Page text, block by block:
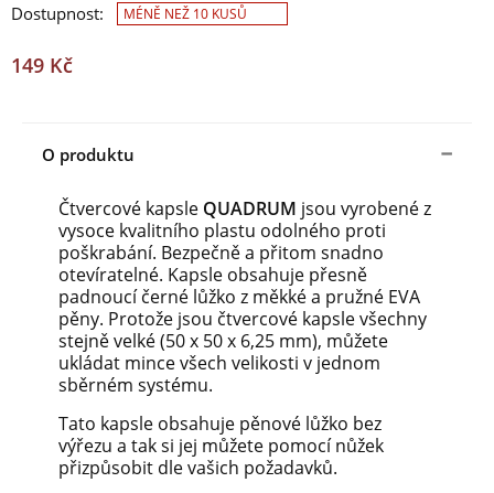
Dostupnost:
MÉNĚ NEŽ 10 KUSŮ
149 Kč
O produktu
Čtvercové kapsle QUADRUM jsou vyrobené z
vysoce kvalitního plastu odolného proti
poškrabání. Bezpečně a přitom snadno
otevíratelné. Kapsle obsahuje přesně
padnoucí černé lůžko z měkké a pružné EVA
pěny. Protože jsou čtvercové kapsle všechny
stejně velké (50 x 50 x 6,25 mm), můžete
ukládat mince všech velikosti v jednom
sběrném systému.
Tato kapsle obsahuje pěnové lůžko bez
výřezu a tak si jej můžete pomocí nůžek
přizpůsobit dle vašich požadavků.